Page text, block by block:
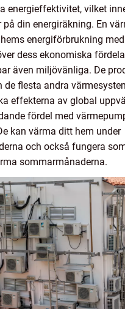
energieffektivitet, vilket
på din energiräkning. En
energiförbrukning
dess ekonomiska
även miljövänliga. De
de flesta andra
effekterna av global
fördel med
kan värma ditt hem under
och också fungera
sommarmånaderna.